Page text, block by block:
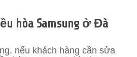
hòa Samsung ở Đà
nếu khách hàng cần sửa